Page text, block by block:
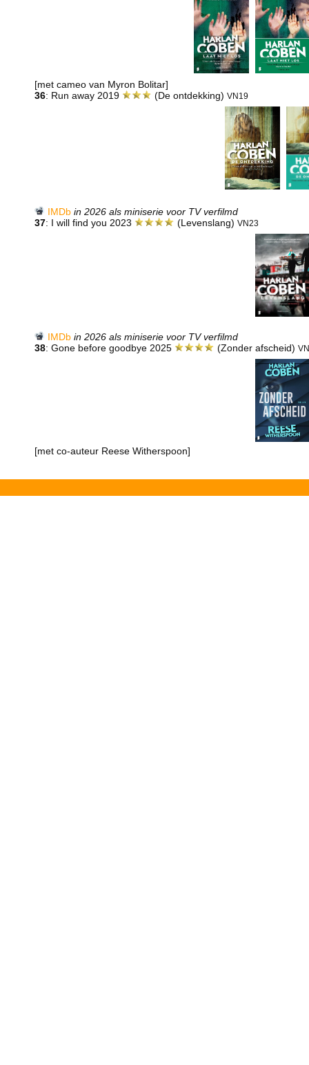
[met cameo van Myron Bolitar]
36: Run away 2019 (De ontdekking)VN19
IMDb in 2026 als miniserie voor TV verfilmd
37: I will find you 2023 (Levenslang) VN23
IMDb in 2026 als miniserie voor TV verfilmd
38: Gone before goodbye 2025 (Zonder afscheid)
[met co-auteur Reese Witherspoon]